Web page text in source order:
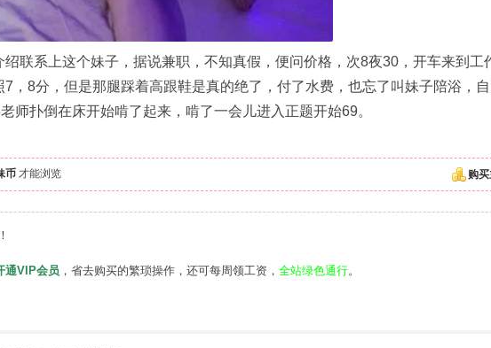
联系上这个妹子，据说兼职，不知真假，便问价格，次8夜30，开车来到工
，8分，但是那腿踩着高跟鞋是真的绝了，付了水费，也忘了叫妹子陪浴，
师扑倒在床开始啃了起来，啃了一会儿进入正题开始69。
购
币 才能浏览
通VIP会员 ，省去购买的繁琐操作，还可每周领工资， 全站绿色通行。